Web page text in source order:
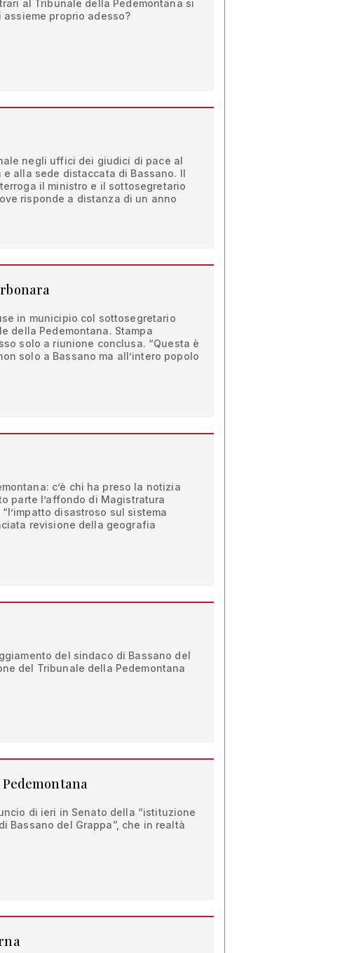
al Tribunale della Pedemontana si
proprio adesso?
negli uffici dei giudici di pace al
e alla sede distaccata di Bassano. Il
il ministro e il sottosegretario
risponde a distanza di un anno
in municipio col sottosegretario
della Pedemontana. Stampa
solo a riunione conclusa. “Questa è
solo a Bassano ma all’intero popolo
c’è chi ha preso la notizia
parte l’affondo di Magistratura
disastroso sul sistema
revisione della geografia
del sindaco di Bassano del
del Tribunale della Pedemontana
di ieri in Senato della “istituzione
Bassano del Grappa”, che in realtà